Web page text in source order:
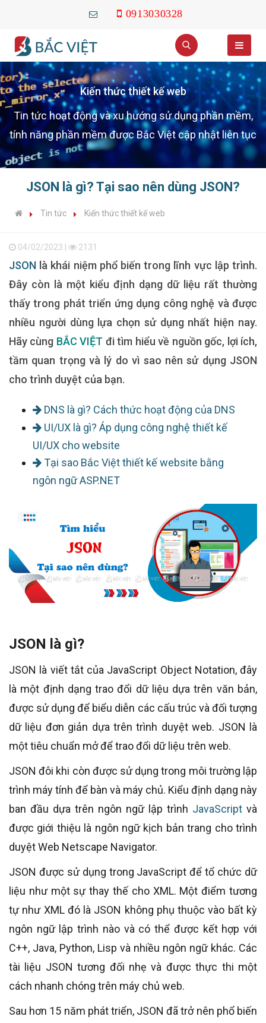
0913030328
Kiến thức thiết kế web
Tin tức hoạt động và xu hướng sử dụng phần mềm,
tính năng phần mềm được Bắc Việt cập nhật liên tục
JSON là gì? Tại sao nên dùng JSON?
Tin tức Kiến thức thiết kế web
04/02/2023 | 2131
JSON là khái niệm phổ biến trong lĩnh vực lập trình.
Đây còn là một kiểu định dạng dữ liệu rất thường
thấy trong phát triển ứng dụng công nghệ và được
nhiều người dùng lựa chọn sử dụng nhất hiện nay.
Hãy cùng BẮC VIỆT đi tìm hiểu về nguồn gốc, lợi ích,
tầm quan trọng và lý do vì sao nên sử dụng JSON
cho trình duyệt của bạn.
DNS là gì? Cách thức hoạt động của DNS
UI/UX là gì? Áp dụng công nghệ thiết kế
UI/UX cho website
Tại sao Bắc Việt thiết kế website bằng
ngôn ngữ ASP.NET
JSON là gì?
JSON là viết tắt của JavaScript Object Notation, đây
là một định dạng trao đổi dữ liệu dựa trên văn bản,
được sử dụng để biểu diễn các cấu trúc và đối tượng
dữ liệu đơn giản dựa trên trình duyệt web. JSON là
một tiêu chuẩn mở để trao đổi dữ liệu trên web.
JSON đôi khi còn được sử dụng trong môi trường lập
trình máy tính để bàn và máy chủ. Kiểu định dạng này
ban đầu dựa trên ngôn ngữ lập trình JavaScript và
được giới thiệu là ngôn ngữ kịch bản trang cho trình
duyệt Web Netscape Navigator.
JSON được sử dụng trong JavaScript để tổ chức dữ
liệu như một sự thay thế cho XML. Một điểm tương
tự như XML đó là JSON không phụ thuộc vào bất kỳ
ngôn ngữ lập trình nào và có thể được kết hợp với
C++, Java, Python, Lisp và nhiều ngôn ngữ khác. Các
tài liệu JSON tương đối nhẹ và được thực thi một
cách nhanh chóng trên máy chủ web.
Sau hơn 15 năm phát triển, JSON đã trở nên phổ biến